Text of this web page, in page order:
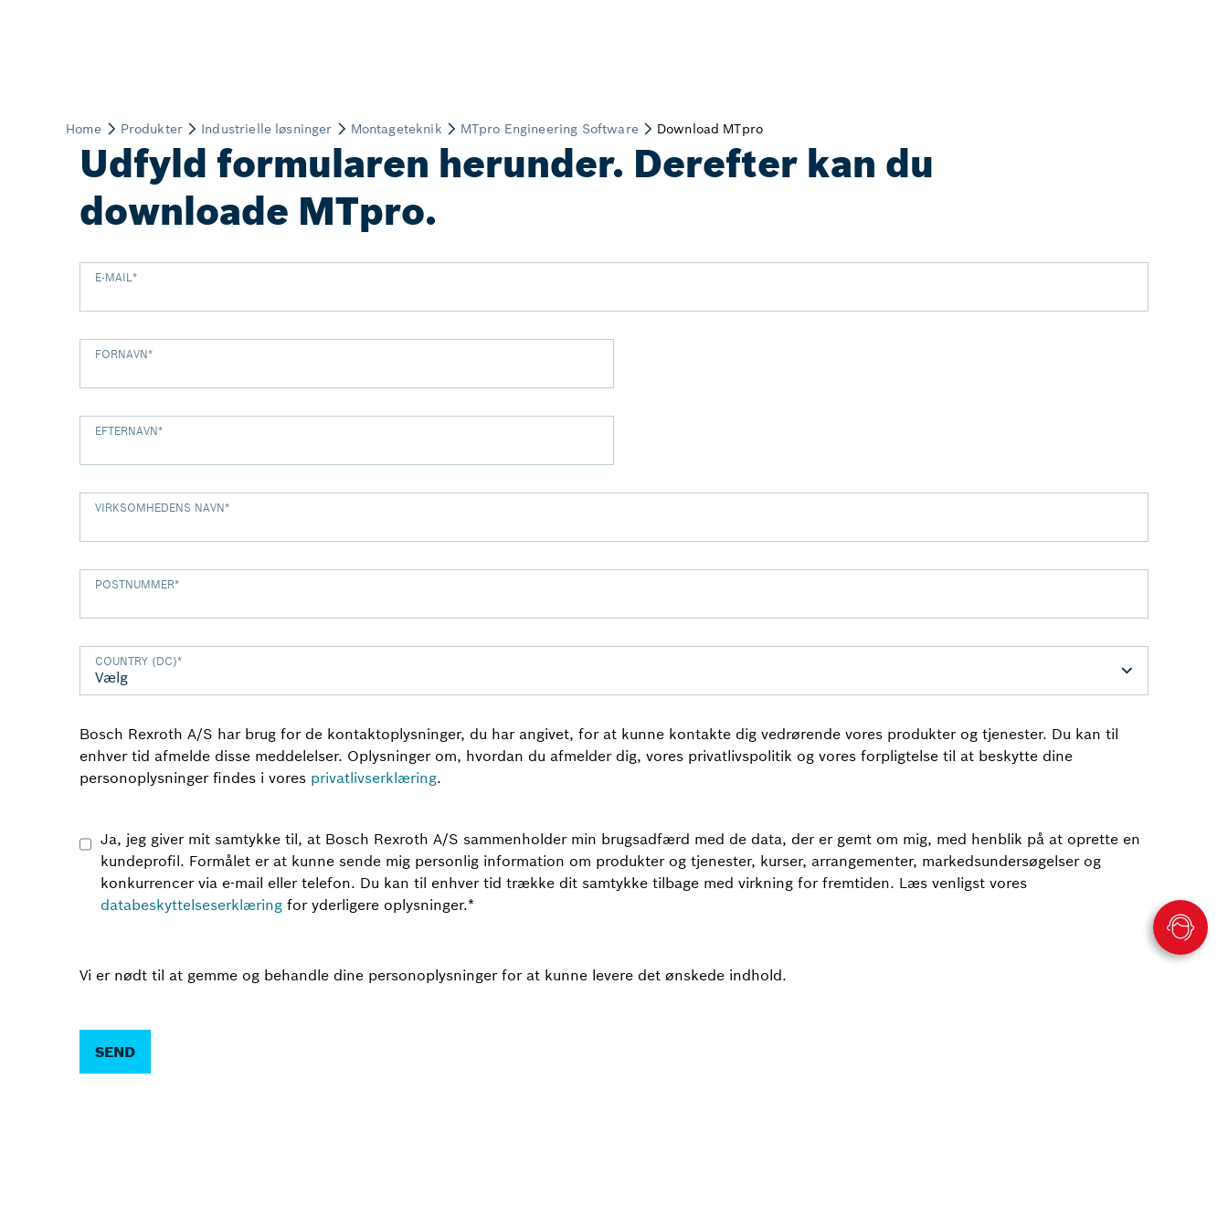
Udfyld formularen herunder. Derefter kan du
downloade MTpro.
E-MAIL*
FORNAVN*
EFTERNAVN*
VIRKSOMHEDENS NAVN*
POSTNUMMER*
COUNTRY (DC)*
Bosch Rexroth A/S har brug for de kontaktoplysninger, du har angivet, for at kunne kontakte dig vedrørende vores produkter og tjenester. Du kan til
enhver tid afmelde disse meddelelser. Oplysninger om, hvordan du afmelder dig, vores privatlivspolitik og vores forpligtelse til at beskytte dine
personoplysninger findes i vores privatlivserklæring.
Ja, jeg giver mit samtykke til, at Bosch Rexroth A/S sammenholder min brugsadfærd med de data, der er gemt om mig, med henblik på at oprette en
kundeprofil. Formålet er at kunne sende mig personlig information om produkter og tjenester, kurser, arrangementer, markedsundersøgelser og
konkurrencer via e-mail eller telefon. Du kan til enhver tid trække dit samtykke tilbage med virkning for fremtiden. Læs venligst vores
databeskyttelseserklæring for yderligere oplysninger.*
Vi er nødt til at gemme og behandle dine personoplysninger for at kunne levere det ønskede indhold.